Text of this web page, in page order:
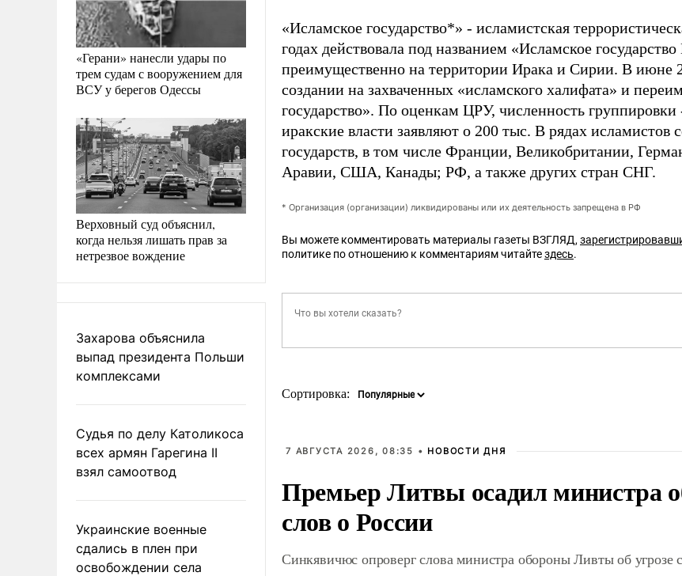
«Герани» нанесли удары по
трем судам с вооружением для
ВСУ у берегов Одессы
Верховный суд объяснил,
когда нельзя лишать прав за
нетрезвое вождение
Захарова объяснила
выпад президента Польши
комплексами
Судья по делу Католикоса
всех армян Гарегина II
взял самоотвод
Украинские военные
сдались в плен при
освобождении села
«Исламское государство*» - исламистская
годах действовала под названием «Исламское
преимущественно на территории Ирака и Сирии. В июне
создании на захваченных «исламского халифата» и
государство». По оценкам ЦРУ, численность группировки
иракские власти заявляют о 200 тыс. В рядах исламистов
государств, в том числе Франции, Великобритании,
Аравии, США, Канады; РФ, а также других стран СНГ.
* Организация (организации) ликвидированы или их деятельность запрещена в РФ
Вы можете комментировать материалы газеты ВЗГЛЯД,
политике по отношению к комментариям читайтездесь.
Сортировка:
7 АВГУСТА 2026, 08:35 • НОВОСТИ ДНЯ
Премьер Литвы осадил министра
слов о России
Синкявичюс опроверг слова министра обороны Ливты об угрозе